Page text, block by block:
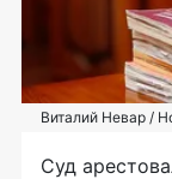
Виталий Невар /
Суд